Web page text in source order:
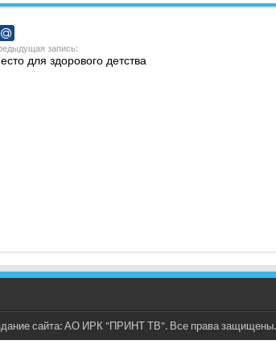
запись:
для здорового детства
сайта: АО ИРК "ПРИНТ ТВ". Все права